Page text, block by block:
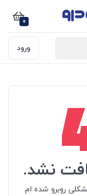
0
ورود
نشد.
روبرو شده ام.